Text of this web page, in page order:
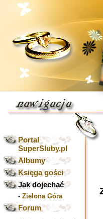
Portal
SuperSluby.pl
Albumy
Księga gości
Jak dojechać
- Zielona Góra
Forum